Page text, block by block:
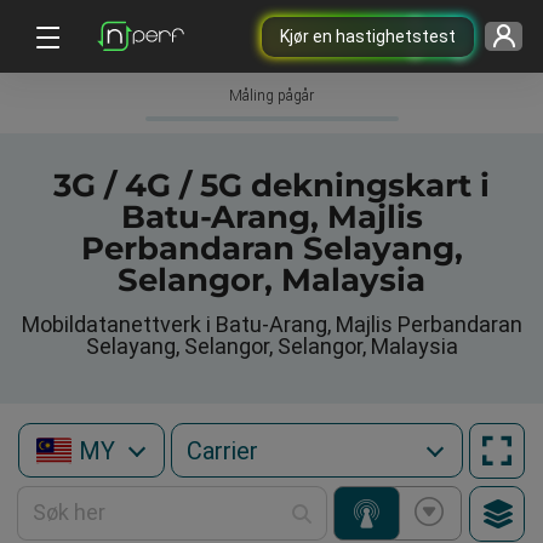
Kjør en hastighetstest
Måling pågår
3G / 4G / 5G dekningskart i
Batu-Arang, Majlis
Perbandaran Selayang,
Selangor, Malaysia
Mobildatanettverk i Batu-Arang, Majlis Perbandaran
Selayang, Selangor, Selangor, Malaysia
MY